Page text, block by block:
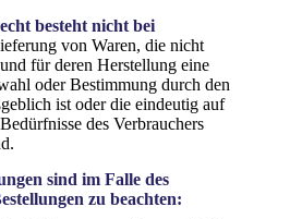
besteht nicht bei
von Waren, die nicht
für deren Herstellung eine
oder Bestimmung durch den
ist oder die eindeutig auf
des Verbrauchers
sind im Falle des
zu beachten: